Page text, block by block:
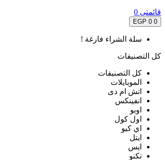
قائمتى 0
0
0 EGP
سلة الشراء فارغة !
كل التصنيفات
كل التصنيفات
الموبايلات
اتش ام دى
انفينكس
اوبو
اول كول
اي كيو
ايتل
ايس
تكنو